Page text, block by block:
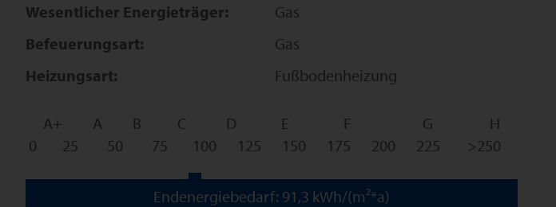
Wesentlicher Energieträger:
Gas
Befeuerungsart:
Gas
Heizungsart:
Fußbodenheizung
A+ A B C D E F G
H
0
25 50 75 100 125 150 175 200 225 >250
Endenergiebedarf: 91,3 kWh/(m²*a)